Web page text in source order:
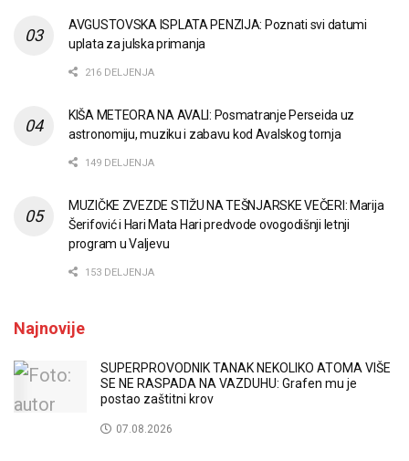
AVGUSTOVSKA ISPLATA PENZIJA: Poznati svi datumi
uplata za julska primanja
216 DELJENJA
KIŠA METEORA NA AVALI: Posmatranje Perseida uz
astronomiju, muziku i zabavu kod Avalskog tornja
149 DELJENJA
MUZIČKE ZVEZDE STIŽU NA TEŠNJARSKE VEČERI: Marija
Šerifović i Hari Mata Hari predvode ovogodišnji letnji
program u Valjevu
153 DELJENJA
Najnovije
SUPERPROVODNIK TANAK NEKOLIKO ATOMA VIŠE
SE NE RASPADA NA VAZDUHU: Grafen mu je
postao zaštitni krov
07.08.2026